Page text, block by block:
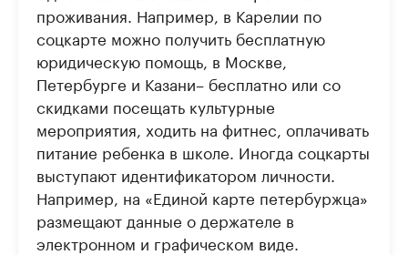
проживания. Например, в Карелии по
соцкарте можно получить бесплатную
юридическую помощь, в Москве,
Петербурге и Казани– бесплатно или со
скидками посещать культурные
мероприятия, ходить на фитнес, оплачивать
питание ребенка в школе. Иногда соцкарты
выступают идентификатором личности.
Например, на «Единой карте петербуржца»
размещают данные о держателе в
электронном и графическом виде.